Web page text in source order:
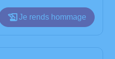
Je rends hommage